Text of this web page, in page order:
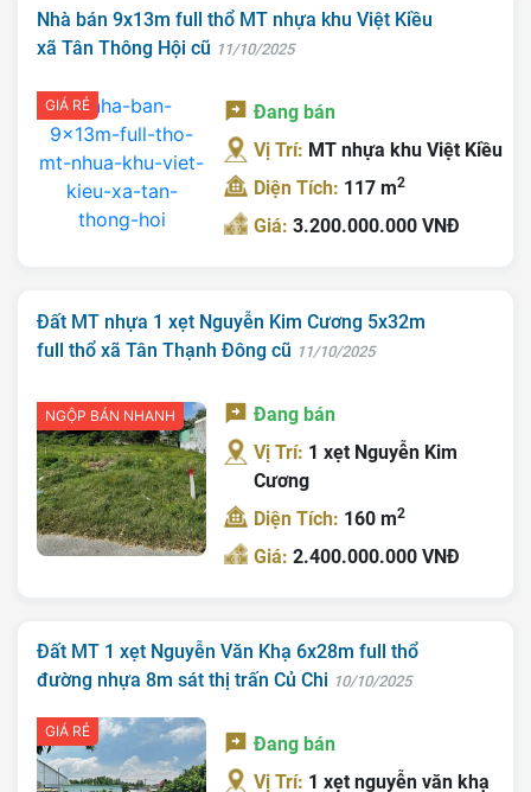
Nhà bán 9x13m full thổ MT nhựa khu Việt Kiều
xã Tân Thông Hội cũ 11/10/2025
GIÁ RẺ
Đang bán
Vị Trí: MT nhựa khu Việt Kiều
Diện Tích: 117 m2
Giá:3.200.000.000 VNĐ
Đất MT nhựa 1 xẹt Nguyễn Kim Cương 5x32m
full thổ xã Tân Thạnh Đông cũ 11/10/2025
NGỘP BÁN NHANH
Đang bán
Vị Trí: 1 xẹt Nguyễn Kim
Cương
Diện Tích: 160 m2
Giá:2.400.000.000 VNĐ
Đất MT 1 xẹt Nguyễn Văn Khạ 6x28m full thổ
đường nhựa 8m sát thị trấn Củ Chi 10/10/2025
GIÁ RẺ
Đang bán
Vị Trí: 1 xẹt nguyễn văn khạ